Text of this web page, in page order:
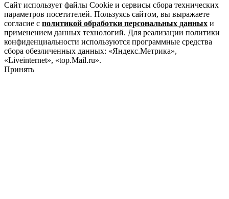
Сайт использует файлы Cookie и сервисы сбора технических
параметров посетителей. Пользуясь сайтом, вы выражаете
согласие с политикой обработки персональных данных и
применением данных технологий. Для реализации политики
конфиденциальности используются программные средства
сбора обезличенных данных: «Яндекс.Метрика»,
«Liveinternet», «top.Mail.ru».
Принять